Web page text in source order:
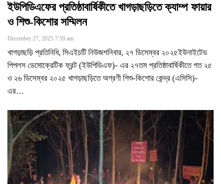
ইউপিডিএফের প্রতিষ্ঠাবার্ষিকীতে খাগড়াছড়িতে ক্যাম্প ফায়ার
ও শিশু-কিশোর সম্মিলন
December 27, 2025 7:59 am
খাগড়াছড়ি প্রতিনিধি, সিএইচটি নিউজশনিবার, ২৭ ডিসেম্বর ২০২৫ইউনাইটেড
পিপলস ডেমোক্রেটিক ফ্রন্ট (ইউপিডিএফ)- এর ২৭তম প্রতিষ্ঠাবার্ষিকীতে গত ২৫
ও ২৬ ডিসেম্বর ২০২৫ খাগড়াছড়িতে অগ্রণী শিশু-কিশোর কেন্দ্র (এসিসি)-
এর…